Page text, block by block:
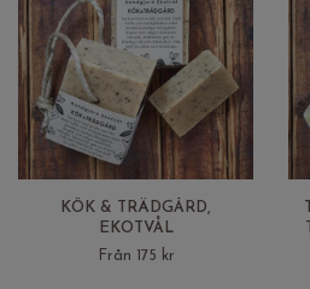
KÖK & TRÄDGÅRD,
EKOTVÅL
Från 175 kr